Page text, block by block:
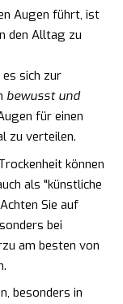
Augen führt, ist
den Alltag zu
es sich zur
bewusst und
für einen
zu verteilen.
können
als "künstliche
Sie auf
bei
am besten von
besonders in